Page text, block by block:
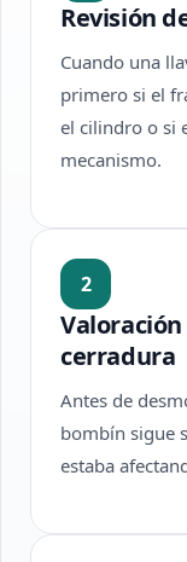
Revisión
Cuando una
primero si el
el cilindro o si
mecanismo.
2
cerradura
Antes de
bombín sigue
estaba